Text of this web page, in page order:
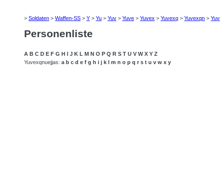
> Soldaten > Waffen-SS > Y > Yu > Yuv > Yuve > Yuvex > Yuvexq > Yuvexqn >
Personenliste
A B C D E F G H I J K L M N O P Q R S T U V W X Y Z
Yuvexqnuejjas: a b c d e f g h i j k l m n o p q r s t u v w x y